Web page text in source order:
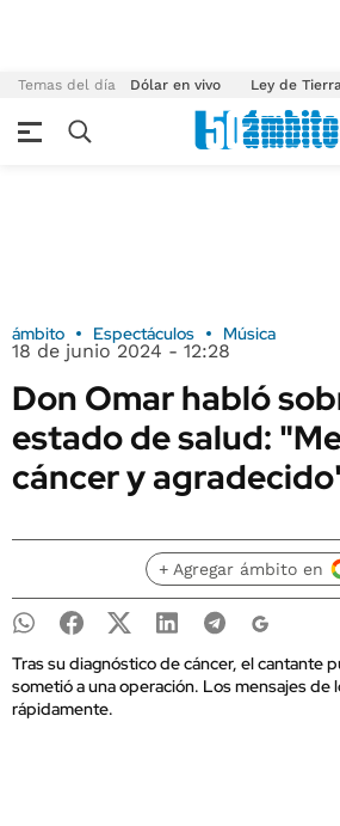
Temas del día Dólar en vivo Ley de
ámbito Espectáculos Música
18 de junio 2024 - 12:28
Don Omar habló
estado de salud:
cáncer y
+ Agregar ámbito en
Tras su diagnóstico de cáncer, el cantante
sometió a una operación. Los mensajes de
rápidamente.